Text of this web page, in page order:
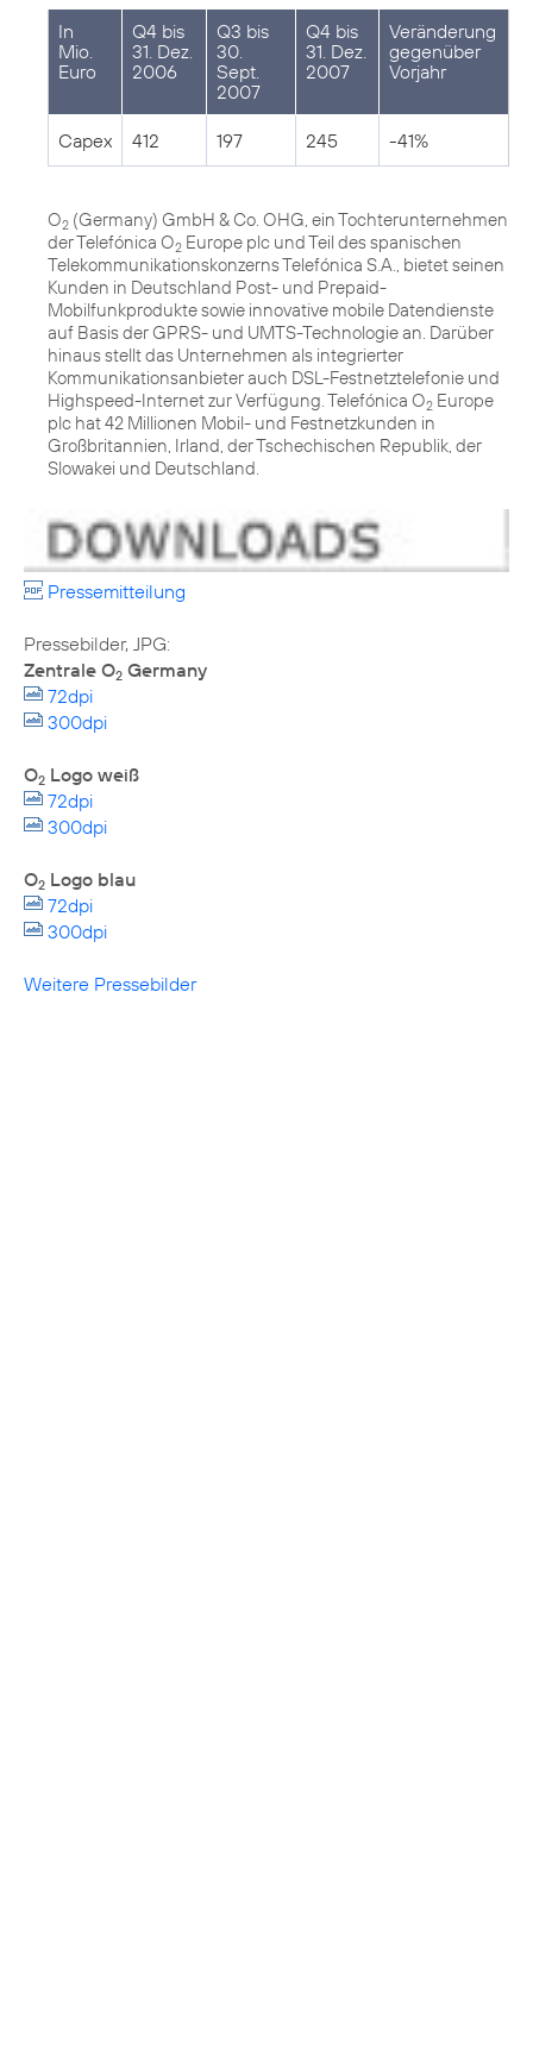
In
Mio.
Euro
Q4 bis
31. Dez.
2006
Q3 bis
30.
Sept.
2007
Q4 bis
31. Dez.
2007
Veränderung
gegenüber
Vorjahr
Capex 412 197 245 -41%
O2 (Germany) GmbH & Co. OHG, ein Tochterunternehmen
der Telefónica O2 Europe plc und Teil des spanischen
Telekommunikationskonzerns Telefónica S.A., bietet seinen
Kunden in Deutschland Post- und Prepaid-
Mobilfunkprodukte sowie innovative mobile Datendienste
auf Basis der GPRS- und UMTS-Technologie an. Darüber
hinaus stellt das Unternehmen als integrierter
Kommunikationsanbieter auch DSL-Festnetztelefonie und
Highspeed-Internet zur Verfügung. Telefónica O2 Europe
plc hat 42 Millionen Mobil- und Festnetzkunden in
Großbritannien, Irland, der Tschechischen Republik, der
Slowakei und Deutschland.
Pressemitteilung
Zentrale O2 Germany
72dpi
300dpi
O2 Logo weiß
72dpi
300dpi
O2 Logo blau
72dpi
300dpi
Weitere Pressebilder